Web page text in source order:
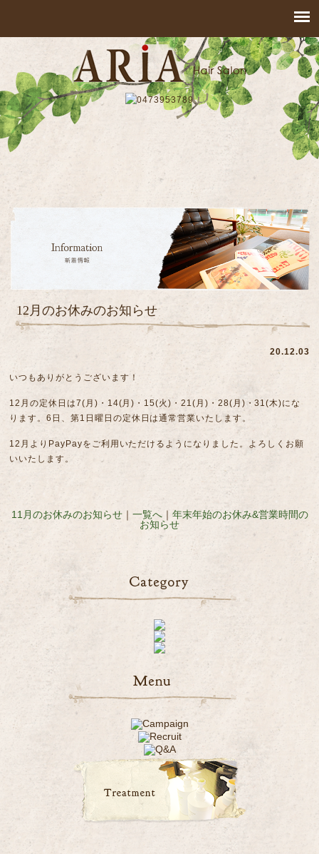
12月のお休みのお知らせ
20.12.03
いつもありがとうございます！
12月の定休日は7(月)・14(月)・15(火)・21(月)・28(月)・31(木)にな
ります。6日、第1日曜日の定休日は通常営業いたします。
12月よりPayPayをご利用いただけるようになりました。よろしくお願
いいたします。
11月のお休みのお知らせ｜ 一覧へ｜ 年末年始のお休み&営業時間の
お知らせ